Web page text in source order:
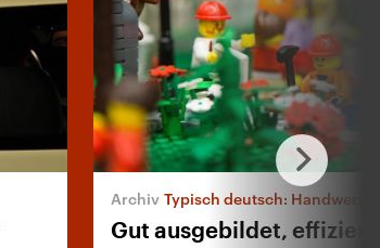
Typisch deutsch:
Gut ausgebildet,